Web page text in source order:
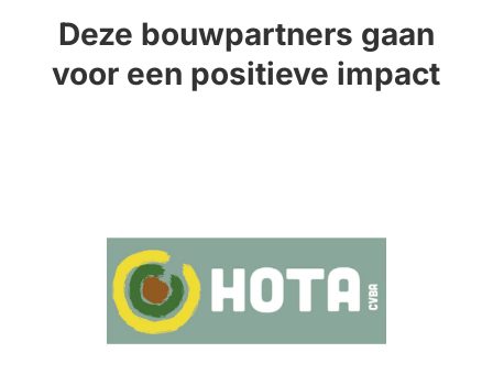
Deze bouwpartners gaan
voor een positieve impact